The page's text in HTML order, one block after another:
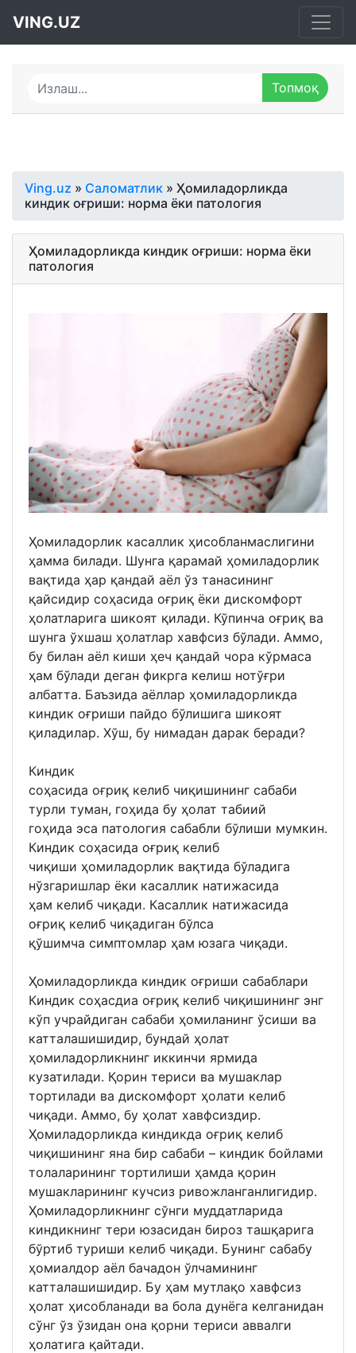
VING.UZ
Ving.uz » Саломатлик » Ҳомиладорликда
киндик оғриши: норма ёки патология
Ҳомиладорликда киндик оғриши: норма ёки
патология
Ҳомиладорлик касаллик ҳисобланмаслигини
ҳамма билади. Шунга қарамай ҳомиладорлик
вақтида ҳар қандай аёл ўз танасининг
қайсидир соҳасида оғриқ ёки дискомфорт
ҳолатларига шикоят қилади. Кўпинча оғриқ ва
шунга ўхшаш ҳолатлар хавфсиз бўлади. Аммо,
бу билан аёл киши ҳеч қандай чора кўрмаса
ҳам бўлади деган фикрга келиш нотўғри
албатта. Баъзида аёллар ҳомиладорликда
киндик оғриши пайдо бўлишига шикоят
қиладилар. Хўш, бу нимадан дарак беради?
Киндик
соҳасида оғриқ келиб чиқишининг сабаби
турли туман, гоҳида бу ҳолат табиий
гоҳида эса патология сабабли бўлиши мумкин.
Киндик соҳасида оғриқ келиб
чиқиши ҳомиладорлик вақтида бўладига
нўзгаришлар ёки касаллик натижасида
ҳам келиб чиқади. Касаллик натижасида
оғриқ келиб чиқадиган бўлса
қўшимча симптомлар ҳам юзага чиқади.
Ҳомиладорликда киндик оғриши сабаблари
Киндик соҳасдиа оғриқ келиб чиқишининг энг
кўп учрайдиган сабаби ҳомиланинг ўсиши ва
катталашишидир, бундай ҳолат
ҳомиладорликнинг иккинчи ярмида
кузатилади. Қорин териси ва мушаклар
тортилади ва дискомфорт ҳолати келиб
чиқади. Аммо, бу ҳолат хавфсиздир.
Ҳомиладорликда киндикда оғриқ келиб
чиқишининг яна бир сабаби – киндик бойлами
толаларининг тортилиши ҳамда қорин
мушакларининг кучсиз ривожланганлигидир.
Ҳомиладорликнинг сўнги муддатларида
киндикнинг тери юзасидан бироз ташқарига
бўртиб туриши келиб чиқади. Бунинг сабабу
ҳомиалдор аёл бачадон ўлчамининг
катталашишидир. Бу ҳам мутлақо хавфсиз
ҳолат ҳисобланади ва бола дунёга келганидан
сўнг ўз ўзидан она қорни териси аввалги
ҳолатига қайтади.